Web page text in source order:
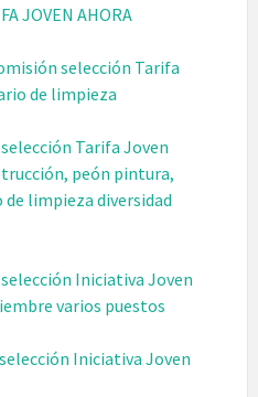
JOVEN AHORA
selección Tarifa
de limpieza
Tarifa Joven
peón pintura,
limpieza diversidad
Iniciativa Joven
varios puestos
Iniciativa Joven